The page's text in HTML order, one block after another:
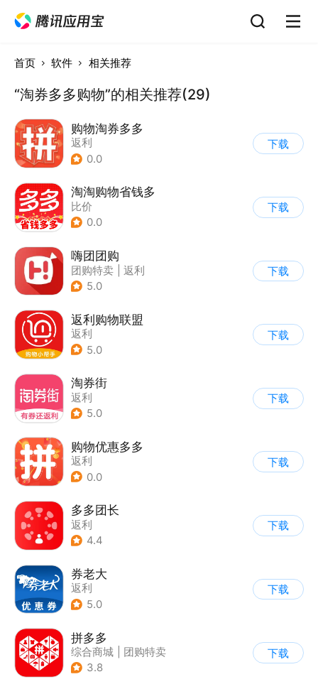
首页 软件 相关推荐
“淘券多多购物”的相关推荐(29)
购物淘券多多
返利
0.0
下载
淘淘购物省钱多
比价
0.0
下载
嗨团团购
团购特卖
返利
5.0
下载
返利购物联盟
返利
5.0
下载
淘券街
返利
5.0
下载
购物优惠多多
返利
0.0
下载
多多团长
返利
4.4
下载
券老大
返利
5.0
下载
拼多多
综合商城
团购特卖
3.8
下载